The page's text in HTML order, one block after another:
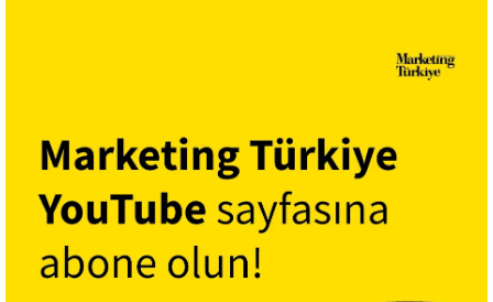
Etkinlikler
Söyleşiler
Kariyer